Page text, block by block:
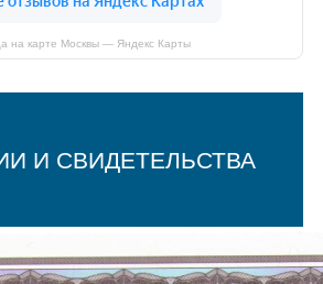
на карте Москвы — Яндекс Карты
И СВИДЕТЕЛЬСТВА